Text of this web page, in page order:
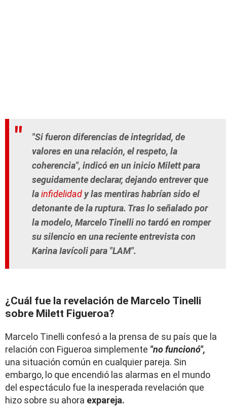
"Si fueron diferencias de integridad, de
valores en una relación, el respeto, la
coherencia", indicó en un inicio Milett para
seguidamente declarar, dejando entrever que
lainfidelidad y las mentiras habrían sido el
detonante de la ruptura. Tras lo señalado por
la modelo, Marcelo Tinelli no tardó en romper
su silencio en una reciente entrevista con
Karina Iavícoli para "LAM".
¿Cuál fue la revelación de Marcelo Tinelli
sobre Milett Figueroa?
Marcelo Tinelli confesó a la prensa de su país que la
relación con Figueroa simplemente "no funcionó",
una situación común en cualquier pareja. Sin
embargo, lo que encendió las alarmas en el mundo
del espectáculo fue la inesperada revelación que
hizo sobre su ahora expareja.